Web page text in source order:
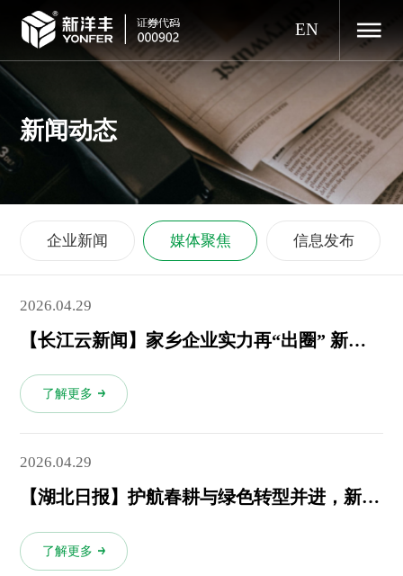
EN
新闻动态
企业新闻 媒体聚焦 信息发布
2026.04.29
【长江云新闻】家乡企业实力再“出圈” 新洋丰拟再投62亿元在荆门两地建设磷系新能源新材料项目
了解更多
2026.04.29
【湖北日报】护航春耕与绿色转型并进，新洋丰勇担龙头使命实现首季“开门红”
了解更多